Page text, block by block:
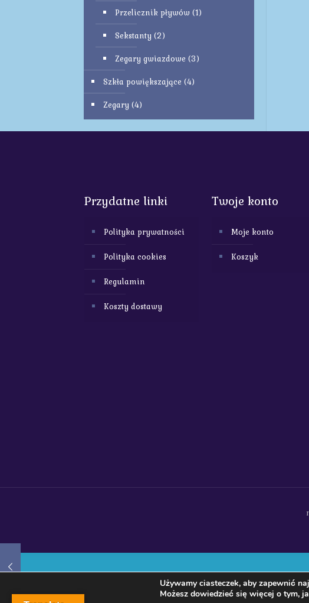
Przelicznik pływów (1)
Sekstanty (2)
Zegary gwiazdowe (3)
Szkła powiększające (4)
Zegary (4)
Przydatne linki
Polityka prywatności
Polityka cookies
Regulamin
Koszty dostawy
Twoje konto
Moje konto
Koszyk
Używamy ciasteczek, aby zapewnić
Możesz dowiedzieć się więcej o tym,